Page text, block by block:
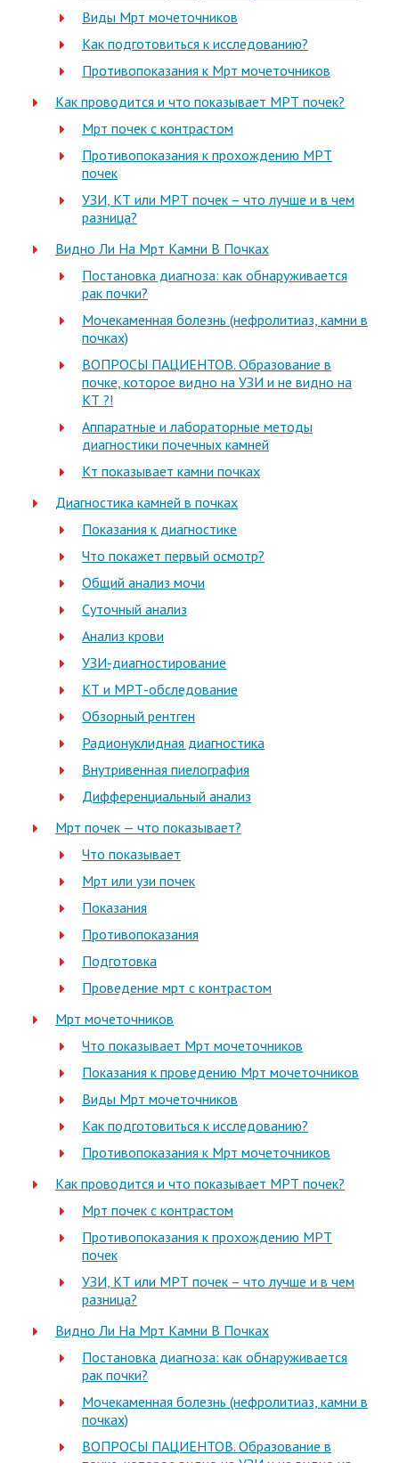
Виды Мрт мочеточников
Как подготовиться к исследованию?
Противопоказания к Мрт мочеточников
Как проводится и что показывает МРТ почек?
Мрт почек с контрастом
Противопоказания к прохождению МРТ
почек
УЗИ, КТ или МРТ почек – что лучше и в чем
разница?
Видно Ли На Мрт Камни В Почках
Постановка диагноза: как обнаруживается
рак почки?
Мочекаменная болезнь (нефролитиаз, камни в
почках)
ВОПРОСЫ ПАЦИЕНТОВ. Образование в
почке, которое видно на УЗИ и не видно на
КТ ?!
Аппаратные и лабораторные методы
диагностики почечных камней
Кт показывает камни почках
Диагностика камней в почках
Показания к диагностике
Что покажет первый осмотр?
Общий анализ мочи
Суточный анализ
Анализ крови
УЗИ-диагностирование
КТ и МРТ-обследование
Обзорный рентген
Радионуклидная диагностика
Внутривенная пиелография
Дифференциальный анализ
Мрт почек — что показывает?
Что показывает
Мрт или узи почек
Показания
Противопоказания
Подготовка
Проведение мрт с контрастом
Мрт мочеточников
Что показывает Мрт мочеточников
Показания к проведению Мрт мочеточников
Виды Мрт мочеточников
Как подготовиться к исследованию?
Противопоказания к Мрт мочеточников
Как проводится и что показывает МРТ почек?
Мрт почек с контрастом
Противопоказания к прохождению МРТ
почек
УЗИ, КТ или МРТ почек – что лучше и в чем
разница?
Видно Ли На Мрт Камни В Почках
Постановка диагноза: как обнаруживается
рак почки?
Мочекаменная болезнь (нефролитиаз, камни в
почках)
ВОПРОСЫ ПАЦИЕНТОВ. Образование в